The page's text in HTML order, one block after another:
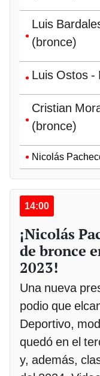
Luis
(bronce)
Luis Ostos -
Cristian
(bronce)
Nicolás
14:00
¡Nicolás
de bronce
2023!
Una nueva
podio que
Deportivo,
quedó en el
y, además,